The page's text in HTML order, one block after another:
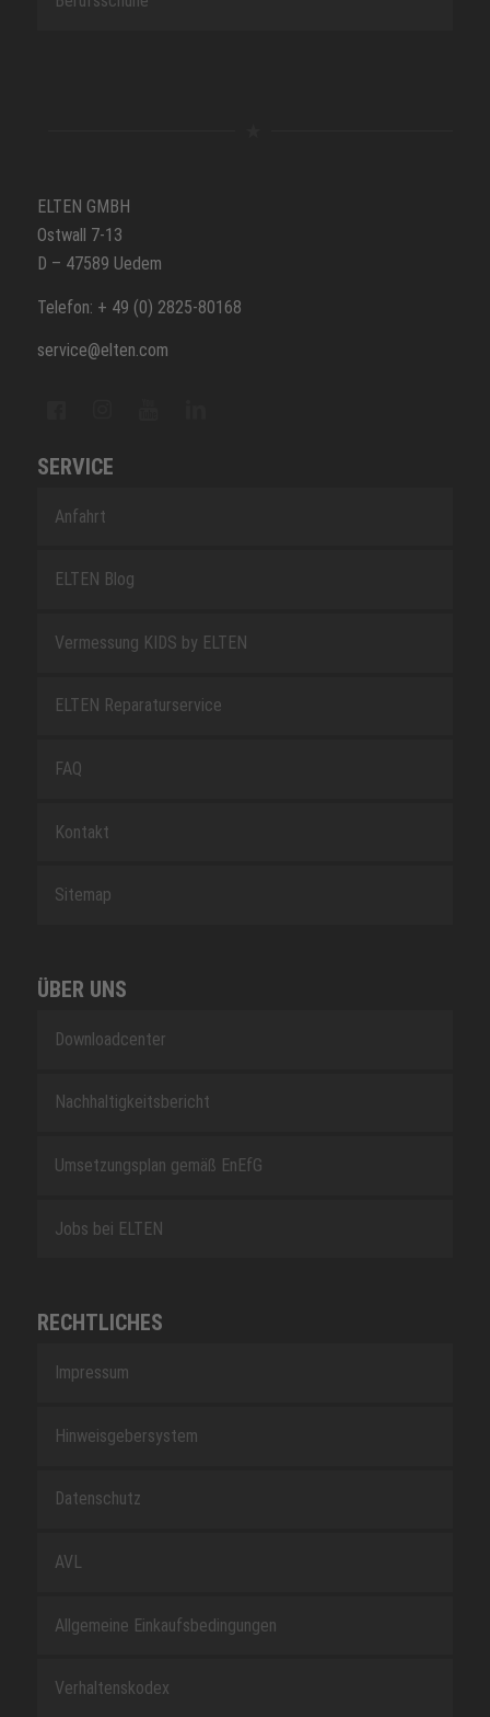
ELTEN GMBH
Ostwall 7-13
D – 47589 Uedem
Telefon: + 49 (0) 2825-80168
service@elten.com
SERVICE
Anfahrt
ELTEN Blog
Vermessung KIDS by ELTEN
ELTEN Reparaturservice
FAQ
Kontakt
Sitemap
ÜBER UNS
Downloadcenter
Nachhaltigkeitsbericht
Umsetzungsplan gemäß EnEfG
Jobs bei ELTEN
RECHTLICHES
Impressum
Hinweisgebersystem
Datenschutz
AVL
Allgemeine Einkaufsbedingungen
Verhaltenskodex